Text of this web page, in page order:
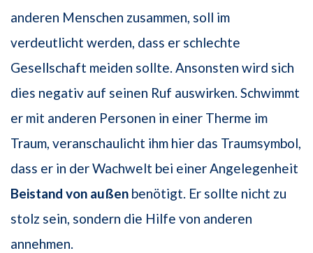
anderen Menschen zusammen, soll im
verdeutlicht werden, dass er schlechte
Gesellschaft meiden sollte. Ansonsten wird sich
dies negativ auf seinen Ruf auswirken. Schwimmt
er mit anderen Personen in einer Therme im
Traum, veranschaulicht ihm hier das Traumsymbol,
dass er in der Wachwelt bei einer Angelegenheit
Beistand von außen benötigt. Er sollte nicht zu
stolz sein, sondern die Hilfe von anderen
annehmen.